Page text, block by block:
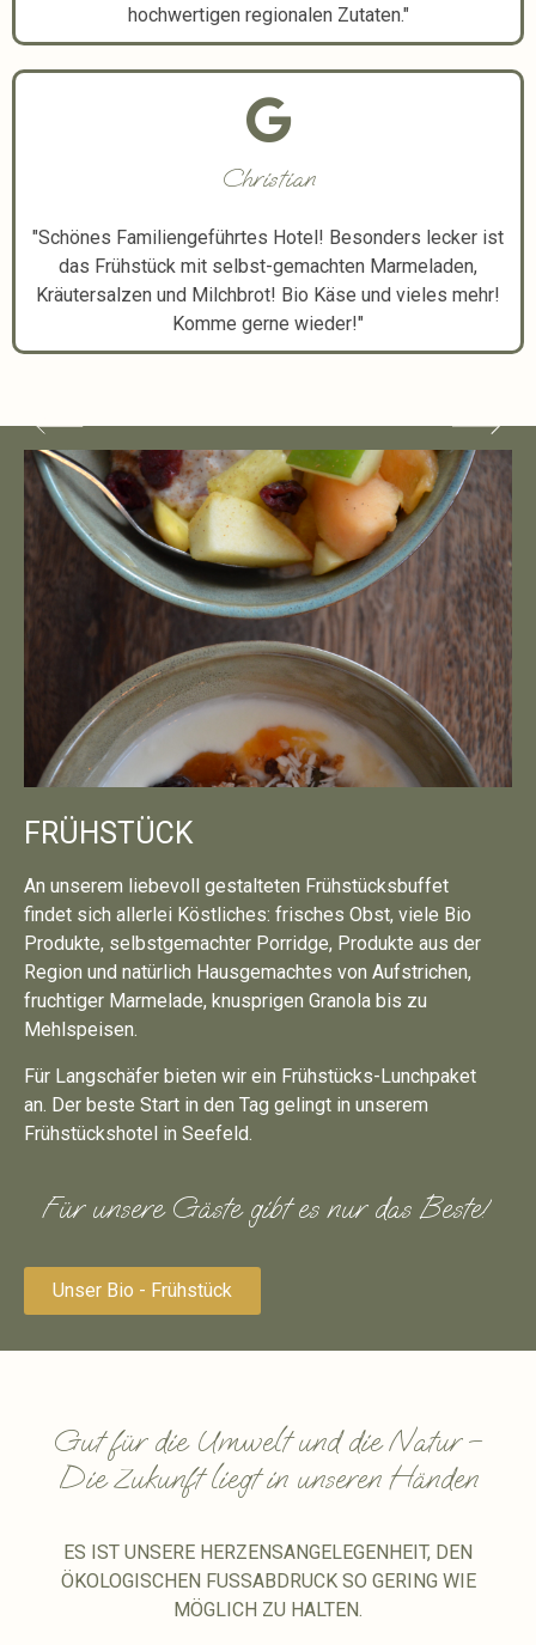
hochwertigen regionalen Zutaten."
Christian
"Schönes Familiengeführtes Hotel! Besonders lecker ist
das Frühstück mit selbst-gemachten Marmeladen,
Kräutersalzen und Milchbrot! Bio Käse und vieles mehr!
Komme gerne wieder!"
FRÜHSTÜCK
An unserem liebevoll gestalteten Frühstücksbuffet
findet sich allerlei Köstliches: frisches Obst, viele Bio
Produkte, selbstgemachter Porridge, Produkte aus der
Region und natürlich Hausgemachtes von Aufstrichen,
fruchtiger Marmelade, knusprigen Granola bis zu
Mehlspeisen.
Für Langschäfer bieten wir ein Frühstücks-Lunchpaket
an. Der beste Start in den Tag gelingt in unserem
Frühstückshotel in Seefeld.
Für unsere Gäste gibt es nur das Beste!
Unser Bio - Frühstück
Gut für die Umwelt und die Natur –
Die Zukunft liegt in unseren Händen
ES IST UNSERE HERZENSANGELEGENHEIT, DEN
ÖKOLOGISCHEN FUSSABDRUCK SO GERING WIE M
ÖGLICH ZU HALTEN.